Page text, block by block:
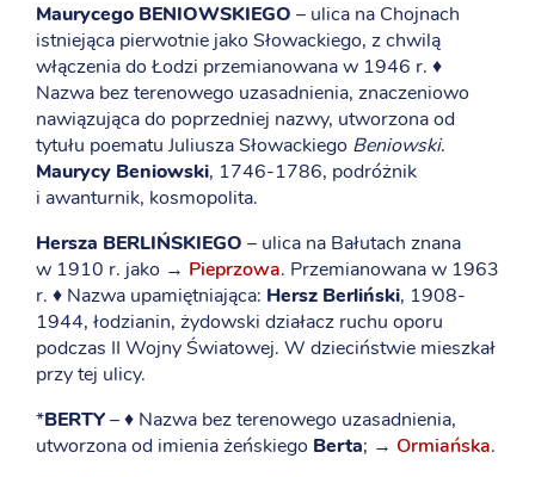
Maurycego BENIOWSKIEGO – ulica na Chojnach
istniejąca pierwotnie jako Słowackiego, z chwilą
włączenia do Łodzi przemianowana w 1946 r. ♦
Nazwa bez terenowego uzasadnienia, znaczeniowo
nawiązująca do poprzedniej nazwy, utworzona od
tytułu poematu Juliusza Słowackiego Beniowski.
Maurycy Beniowski, 1746-1786, podróżnik
i awanturnik, kosmopolita.
Hersza BERLIŃSKIEGO – ulica na Bałutach znana
w 1910 r. jako → Pieprzowa. Przemianowana w 1963
r. ♦ Nazwa upamiętniająca: Hersz Berliński, 1908-
1944, łodzianin, żydowski działacz ruchu oporu
podczas II Wojny Światowej. W dzieciństwie mieszkał
przy tej ulicy.
*BERTY– ♦ Nazwa bez terenowego uzasadnienia,
utworzona od imienia żeńskiego Berta; → Ormiańska.